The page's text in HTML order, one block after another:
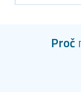
Proč